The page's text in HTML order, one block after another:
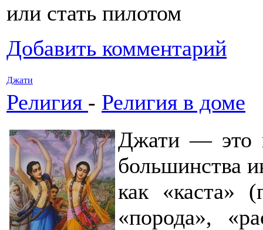
или стать пилотом
Добавить комментарий
Джати
Религия - Религия в доме
Джати — это
большинства
как «каста»
«порода»,